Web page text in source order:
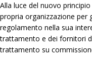
Alla luce del nuovo
propria organizzazione per
regolamento nella sua
trattamento e dei fornitori
trattamento su